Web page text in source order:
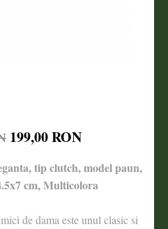
199,00 RON
tip clutch, model paun,
cm, Multicolora
de dama este unul clasic si